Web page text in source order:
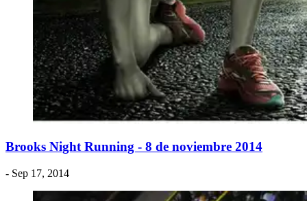
Brooks Night Running - 8 de noviembre 2014
- Sep 17, 2014